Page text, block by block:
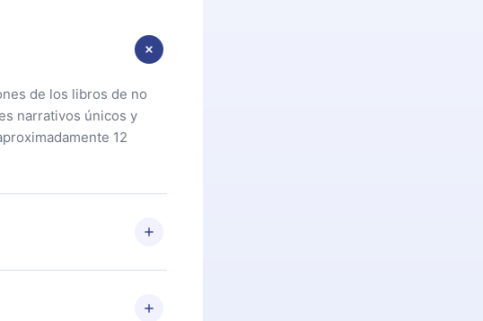
de los libros de no
narrativos únicos y
12
biblioteca. Si por
contacta a